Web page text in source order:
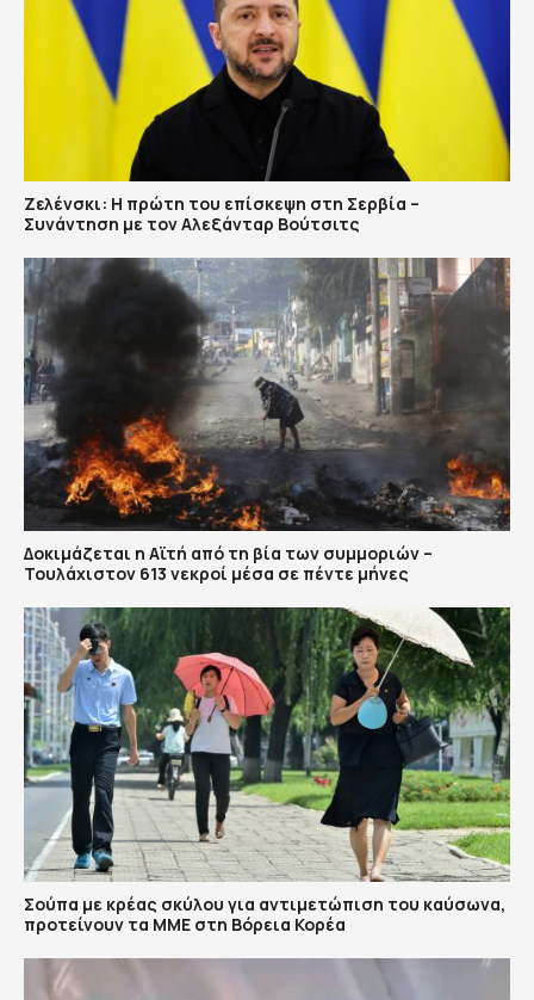
Ζελένσκι: Η πρώτη του επίσκεψη στη Σερβία –
Συνάντηση με τον Αλεξάνταρ Βούτσιτς
Δοκιμάζεται η Αϊτή από τη βία των συμμοριών –
Τουλάχιστον 613 νεκροί μέσα σε πέντε μήνες
Σούπα με κρέας σκύλου για αντιμετώπιση του καύσωνα,
προτείνουν τα ΜΜΕ στη Βόρεια Κορέα